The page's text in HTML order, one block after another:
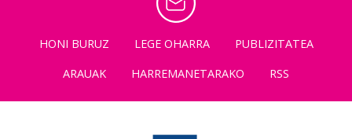
HONI BURUZ LEGE OHARRA
PUBLIZITATEA
ARAUAK
HARREMANETARAKO RSS